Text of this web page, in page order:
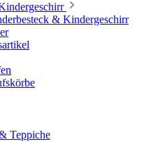
& Kindergeschirr
Teppiche